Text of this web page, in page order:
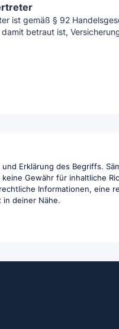
ist gemäß § 92
betraut ist,
Erklärung des Begriffs.
Gewähr für inhaltliche
Informationen, eine
deiner Nähe.